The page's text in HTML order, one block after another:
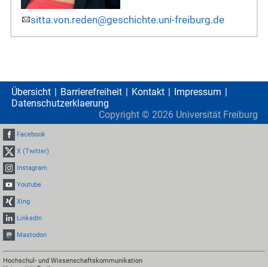
sitta.von.reden@geschichte.uni-freiburg.de
Übersicht Barrierefreiheit Kontakt
Impressum
Datenschutzerklaerung
Copyright © 2026 Universität Freiburg
Facebook
X (Twitter)
Instagram
Youtube
Xing
LinkedIn
Mastodon
Hochschul- und Wissenschaftskommunikation